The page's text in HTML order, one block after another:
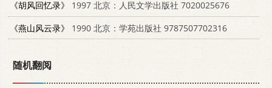
《胡风回忆录》
1997 北京：人民文学出版社 7020025676
《燕山风云录》
1990 北京：学苑出版社 9787507702316
随机翻阅